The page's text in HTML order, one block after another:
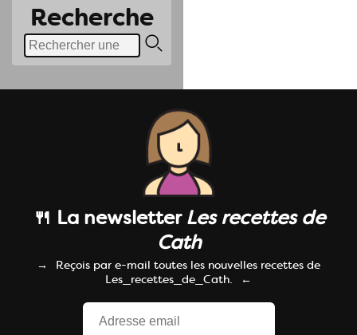
Recherche
🍴 La newsletterLes recettes de
Cath
Reçois par e-mail toutes les nouvelles recettes de
Les_recettes_de_Cath.